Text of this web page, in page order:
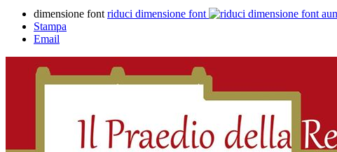
dimensione font riduci dimensione font
Stampa
Email